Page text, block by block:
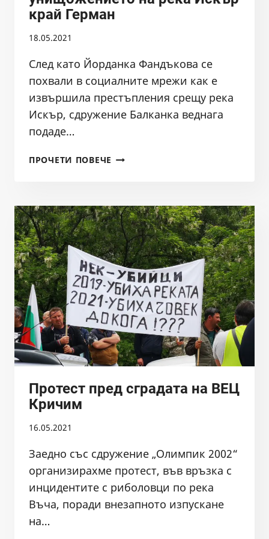
край Герман
18.05.2021
След като Йорданка Фандъкова се
похвали в социалните мрежи как е
извършила престъпления срещу река
Искър, сдружение Балканка веднага
подаде…
ПРОЧЕТИ ПОВЕЧЕ ПРОТЕСТ
РЕКА
ИСКЪР
КРАЙ
ГЕРМАН
Протест пред сградата на ВЕЦ
Кричим
16.05.2021
Заедно със сдружение „Олимпик 2002“
организирахме протест, във връзка с
инцидентите с риболовци по река
Въча, поради внезапното изпускане
на…